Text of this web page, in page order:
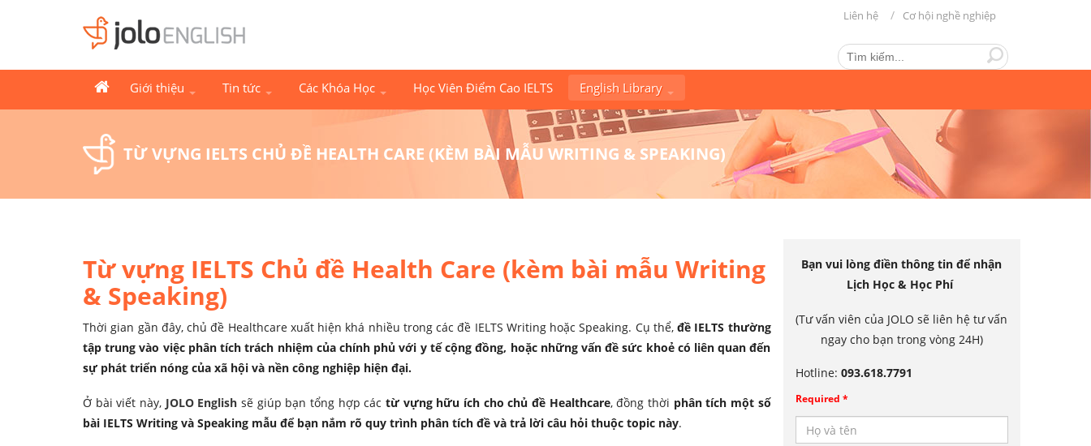
Liên hệ Cơ hội nghề nghiệp
Giới thiệu Tin tức Các Khóa Học Học Viên Điểm Cao IELTS English Library
TỪ VỰNG IELTS CHỦ ĐỀ HEALTH CARE (KÈM BÀI MẪU WRITING & SPEAKING)
Từ vựng IELTS Chủ đề Health Care (kèm bài mẫu Writing
& Speaking)
Thời gian gần đây, chủ đề Healthcare xuất hiện khá nhiều trong các đề IELTS Writing hoặc Speaking. Cụ thể, đề IELTS thường
tập trung vào việc phân tích trách nhiệm của chính phủ với y tế cộng đồng, hoặc những vấn đề sức khoẻ có liên quan đến
sự phát triển nóng của xã hội và nền công nghiệp hiện đại.
Ở bài viết này, JOLO English sẽ giúp bạn tổng hợp các từ vựng hữu ích cho chủ đề Healthcare, đồng thời phân tích một số
bài IELTS Writing và Speaking mẫu để bạn nắm rõ quy trình phân tích đề và trả lời câu hỏi thuộc topic này.
Bạn vui lòng điền thông tin để nhận
Lịch Học & Học Phí
(Tư vấn viên của JOLO sẽ liên hệ tư vấn
ngay cho bạn trong vòng 24H)
Hotline: 093.618.7791
Required *